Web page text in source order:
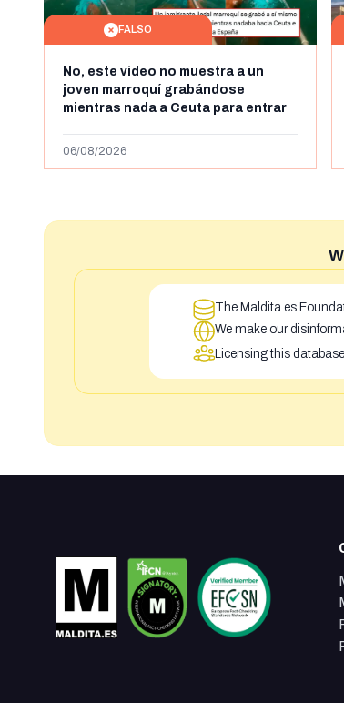
FALSO
No, este vídeo no muestra a un
joven marroquí grabándose
mientras nada a Ceuta para entrar
más de 450km de Ceuta y el autor lo
06/08/2026
The Maldita.es
We make our
Licensing this